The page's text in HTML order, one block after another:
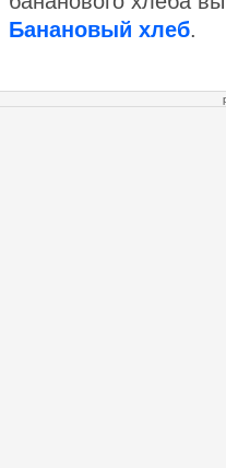
Банановый хлеб.